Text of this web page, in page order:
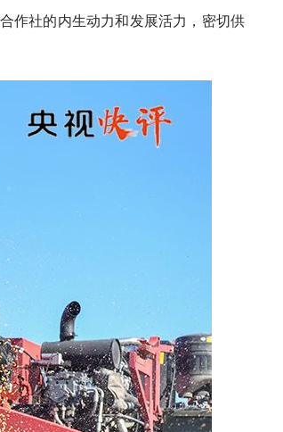
作社的内生动力和发展活力，密切供